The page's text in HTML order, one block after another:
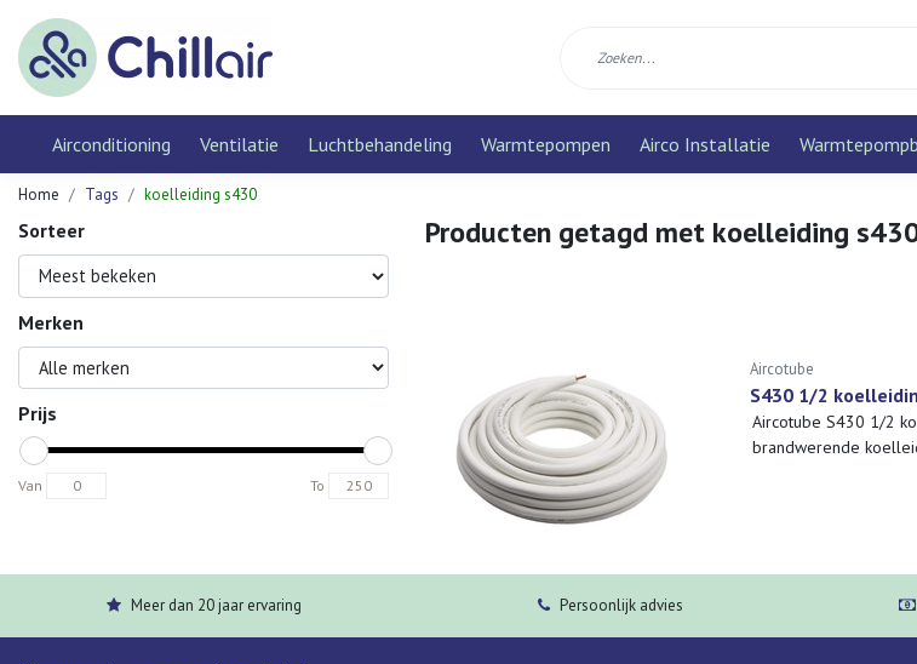
Airconditioning Ventilatie Luchtbehandeling Warmtepompen Airco Installatie
Home Tags koelleiding s430
Sorteer
Merken
Prijs
Van To
Producten getagd met koelleiding
Aircotube
S430 1/2
Aircotube S430 1/2
brandwerende
Meer dan 20 jaar ervaring Persoonlijk advies